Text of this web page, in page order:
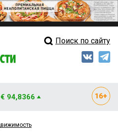
Свежий выпуск
Мнения
Поиск по сайту
€ 94,8366